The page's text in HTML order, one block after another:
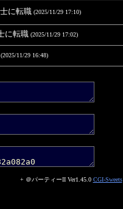
に転職 (2025/11/29 17:10)
に転職 (2025/11/29 17:02)
(2025/11/29 16:48)
+ ＠パーティーII Ver1.45.0 CGI-Sweets